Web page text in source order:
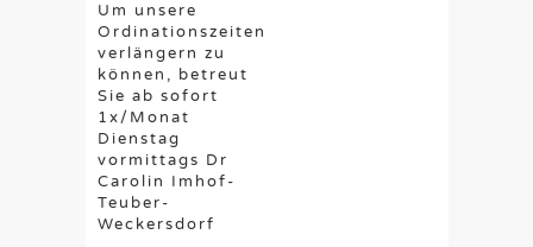
Um unsere
Ordinationszeiten
verlängern zu
können, betreut
Sie ab sofort
1x/Monat
Dienstag
vormittags Dr
Carolin Imhof-
Teuber-
Weckersdorf